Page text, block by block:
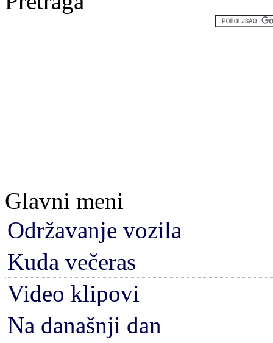
Glavni meni
Održavanje vozila
Kuda večeras
Video klipovi
Na današnji dan